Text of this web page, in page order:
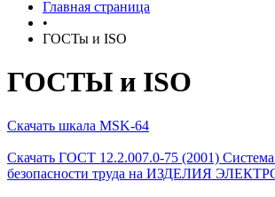
Главная страница
•
ГОСТы и ISO
ГОСТЫ и ISO
Скачать шкала MSK-64
Скачать ГОСТ 12.2.007.0-75 (2001) Система
безопасности труда на ИЗДЕЛИЯ